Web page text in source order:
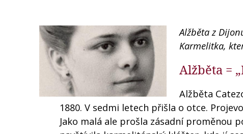
Alžběta z
Karmelitka,
Alžběta =
Alžběta
1880. V sedmi letech přišla o otce.
Jako malá ale prošla zásadní